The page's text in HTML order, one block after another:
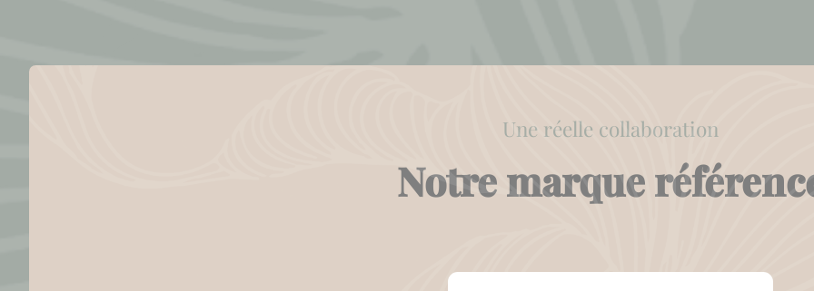
Une réelle collaboration
Notre marque